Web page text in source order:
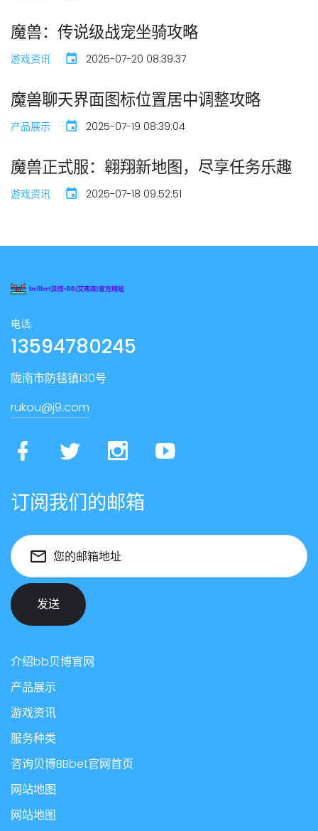
魔兽：传说级战宠坐骑攻略
游戏资讯 2025-07-20 08:39:37
魔兽聊天界面图标位置居中调整攻略
产品展示 2025-07-19 08:39:04
魔兽正式服：翱翔新地图，尽享任务乐趣
游戏资讯 2025-07-18 09:52:51
电话:
13594780245
陇南市防毯镇130号
rukou@j9.com
订阅我们的邮箱
您的邮箱地址
发送
介绍bb贝博官网
产品展示
游戏资讯
服务种类
咨询贝博BBbet官网首页
网站地图
网站地图